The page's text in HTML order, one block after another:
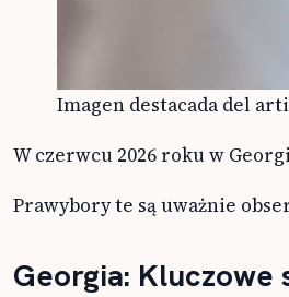
Imagen destacada del
W czerwcu 2026 roku w
Prawybory te są uważnie
Georgia: Kluczowe